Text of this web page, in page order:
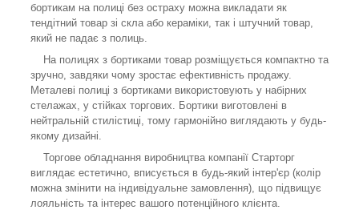
бортикам на полиці без остраху можна викладати як
тендітний товар зі скла або кераміки, так і штучний товар,
який не падає з полиць.
На полицях з бортиками товар розміщується компактно та
зручно, завдяки чому зростає ефективність продажу.
Металеві полиці з бортиками використовують у набірних
стелажах, у стійках торгових. Бортики виготовлені в
нейтральній стилістиці, тому гармонійно виглядають у будь-
якому дизайні.
Торгове обладнання виробництва компанії Старторг
виглядає естетично, вписується в будь-який інтер'єр (колір
можна змінити на індивідуальне замовлення), що підвищує
лояльність та інтерес вашого потенційного клієнта.